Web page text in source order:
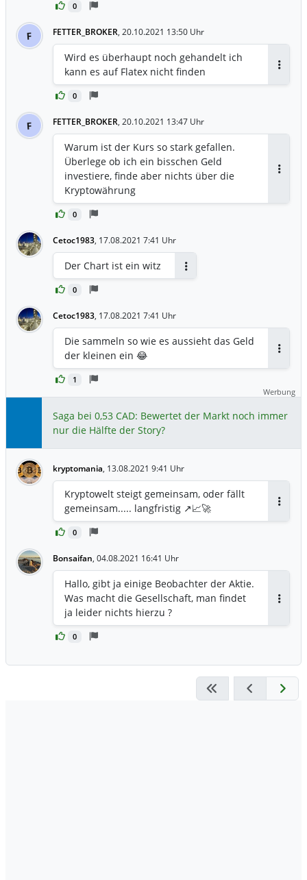
0
F FETTER_BROKER, 20.10.2021 13:50 Uhr
0
Wird es überhaupt noch gehandelt ich
kann es auf Flatex nicht finden
F FETTER_BROKER, 20.10.2021 13:47 Uhr
0
Warum ist der Kurs so stark gefallen.
Überlege ob ich ein bisschen Geld
investiere, finde aber nichts über die
Kryptowährung
Cetoc1983, 17.08.2021 7:41 Uhr
0
Der Chart ist ein witz
Cetoc1983, 17.08.2021 7:41 Uhr
1
Die sammeln so wie es aussieht das Geld
der kleinen ein 😂
Werbung
Saga bei 0,53 CAD: Bewertet der Markt noch immer
nur die Hälfte der Story?
kryptomania, 13.08.2021 9:41 Uhr
0
Kryptowelt steigt gemeinsam, oder fällt
gemeinsam..... langfristig ↗️📈🚀
Bonsaifan, 04.08.2021 16:41 Uhr
0
Hallo, gibt ja einige Beobachter der Aktie.
Was macht die Gesellschaft, man findet
ja leider nichts hierzu ?